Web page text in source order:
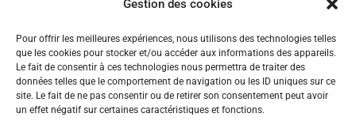
Gestion des cookies
Pour offrir les meilleures expériences, nous utilisons des technologies telles
que les cookies pour stocker et/ou accéder aux informations des appareils.
Le fait de consentir à ces technologies nous permettra de traiter des
données telles que le comportement de navigation ou les ID uniques sur ce
site. Le fait de ne pas consentir ou de retirer son consentement peut avoir
un effet négatif sur certaines caractéristiques et fonctions.
Mentions légales